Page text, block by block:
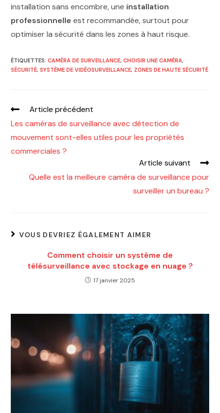
installation sans encombre, une installation
professionnelle est recommandée, surtout pour
optimiser la sécurité dans les zones à haut risque.
ÉTIQUETTES:CAMÉRA DE SURVEILLANCE, CHOISIR UNE CAMÉRA,
SÉCURITÉ, SYSTÈME DE VIDÉOSURVEILLANCE, ZONES DE HAUTE SÉCURITÉ
Article précédent
Les caméras de surveillance avec détection de
mouvement sont-elles utiles pour les propriétés
commerciales ?
Article suivant
Quelle est la meilleure caméra de surveillance pour
surveiller un bureau ?
VOUS DEVRIEZ ÉGALEMENT AIMER
Comment choisir un système de
télésurveillance avec stockage en nuage ?
17 janvier 2025